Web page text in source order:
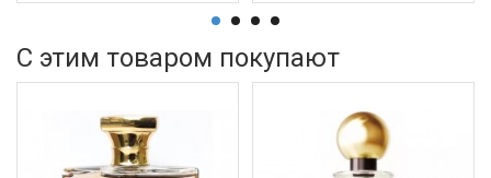
С этим товаром покупают